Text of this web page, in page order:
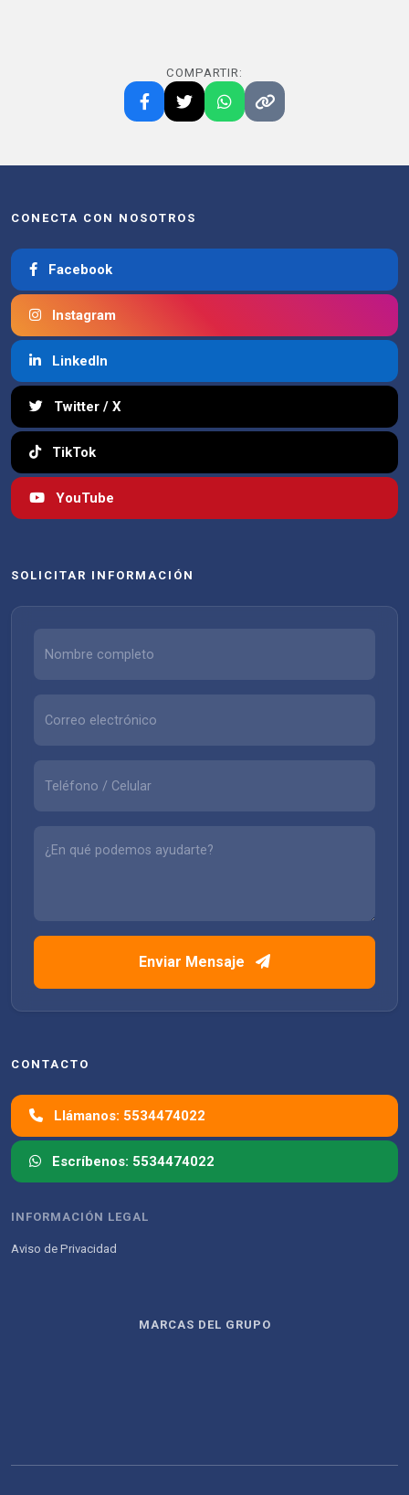
COMPARTIR:
CONECTA CON NOSOTROS
Facebook
Instagram
LinkedIn
Twitter / X
TikTok
YouTube
SOLICITAR INFORMACIÓN
Enviar Mensaje
CONTACTO
Llámanos: 5534474022
Escríbenos: 5534474022
INFORMACIÓN LEGAL
Aviso de Privacidad
MARCAS DEL GRUPO